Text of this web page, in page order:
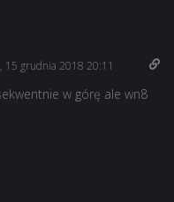
15 grudnia 2018 20:11
w górę ale wn8